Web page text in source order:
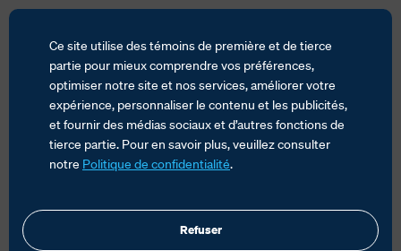
Ce site utilise des témoins de première et de tierce
partie pour mieux comprendre vos préférences,
optimiser notre site et nos services, améliorer votre
expérience, personnaliser le contenu et les publicités,
et fournir des médias sociaux et d’autres fonctions de
tierce partie. Pour en savoir plus, veuillez consulter
notre Politique de confidentialité.
Refuser
ACCUEIL SERVICES
TRANSIT MONDIAL
CARGAISONS DE PROJETS